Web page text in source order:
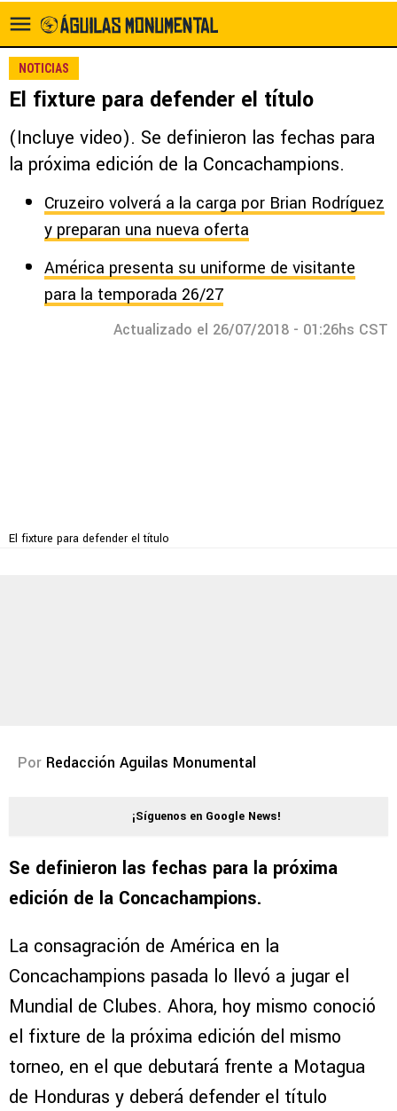
NOTICIAS
El fixture para defender el título
(Incluye video). Se definieron las fechas para
la próxima edición de la Concachampions.
Cruzeiro volverá a la carga por Brian Rodríguez
y preparan una nueva oferta
América presenta su uniforme de visitante
para la temporada 26/27
Actualizado el 26/07/2018 - 01:26hs CST
El fixture para defender el título
Por Redacción Aguilas Monumental
¡Síguenos en Google News!
Se definieron las fechas para la próxima
edición de la Concachampions.
La consagración de América en la
Concachampions pasada lo llevó a jugar el
Mundial de Clubes. Ahora, hoy mismo conoció
el fixture de la próxima edición del mismo
torneo, en el que debutará frente a Motagua
de Honduras y deberá defender el título